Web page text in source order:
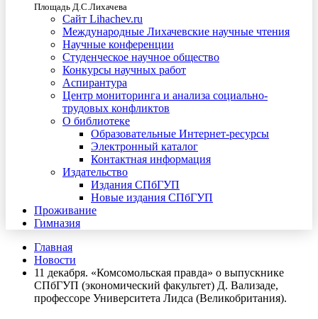
Площадь Д.С.Лихачева
Сайт Lihachev.ru
Международные Лихачевские научные чтения
Научные конференции
Студенческое научное общество
Конкурсы научных работ
Аспирантура
Центр мониторинга и анализа социально-
трудовых конфликтов
О библиотеке
Образовательные Интернет-ресурсы
Электронный каталог
Контактная информация
Издательство
Издания СПбГУП
Новые издания СПбГУП
Проживание
Гимназия
Главная
Новости
11 декабря. «Комсомольская правда» о выпускнике
СПбГУП (экономический факультет) Д. Вализаде,
профессоре Университета Лидса (Великобритания).